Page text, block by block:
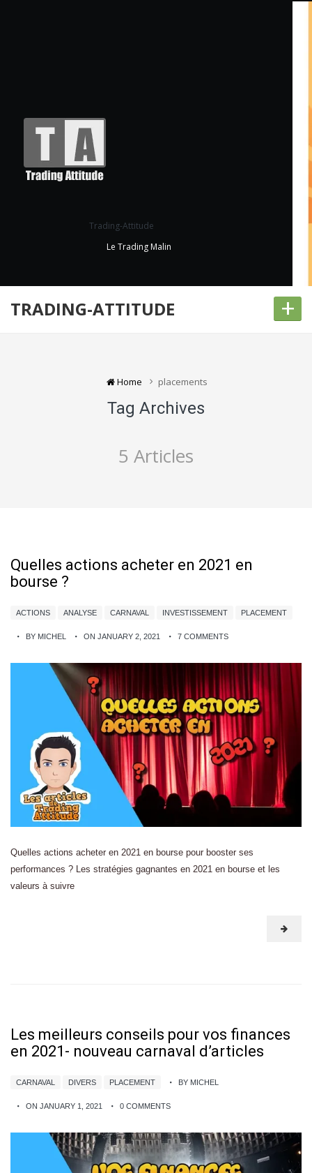
Trading-Attitude
Le Trading Malin
TRADING-ATTITUDE +
Home placements
Tag Archives
5 Articles
Quelles actions acheter en 2021 en
bourse ?
ACTIONS ANALYSE CARNAVAL INVESTISSEMENT PLACEMENT
BY MICHEL ON JANUARY 2, 2021 7 COMMENTS
Quelles actions acheter en 2021 en bourse pour booster ses
performances ? Les stratégies gagnantes en 2021 en bourse et les
valeurs à suivre
Les meilleurs conseils pour vos finances
en 2021- nouveau carnaval d’articles
CARNAVAL DIVERS PLACEMENT BY MICHEL
ON JANUARY 1, 2021 0 COMMENTS